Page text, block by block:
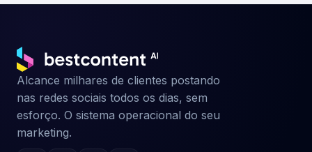
Alcance milhares de clientes postando
nas redes sociais todos os dias, sem
esforço. O sistema operacional do seu
marketing.